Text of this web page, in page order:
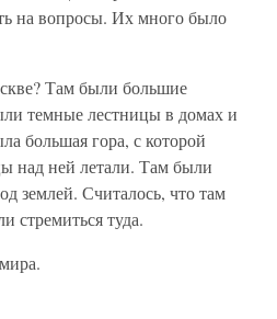
на вопросы. Их много было
Там были большие
темные лестницы в домах и
большая гора, с которой
над ней летали. Там были
землей. Считалось, что там
стремиться туда.